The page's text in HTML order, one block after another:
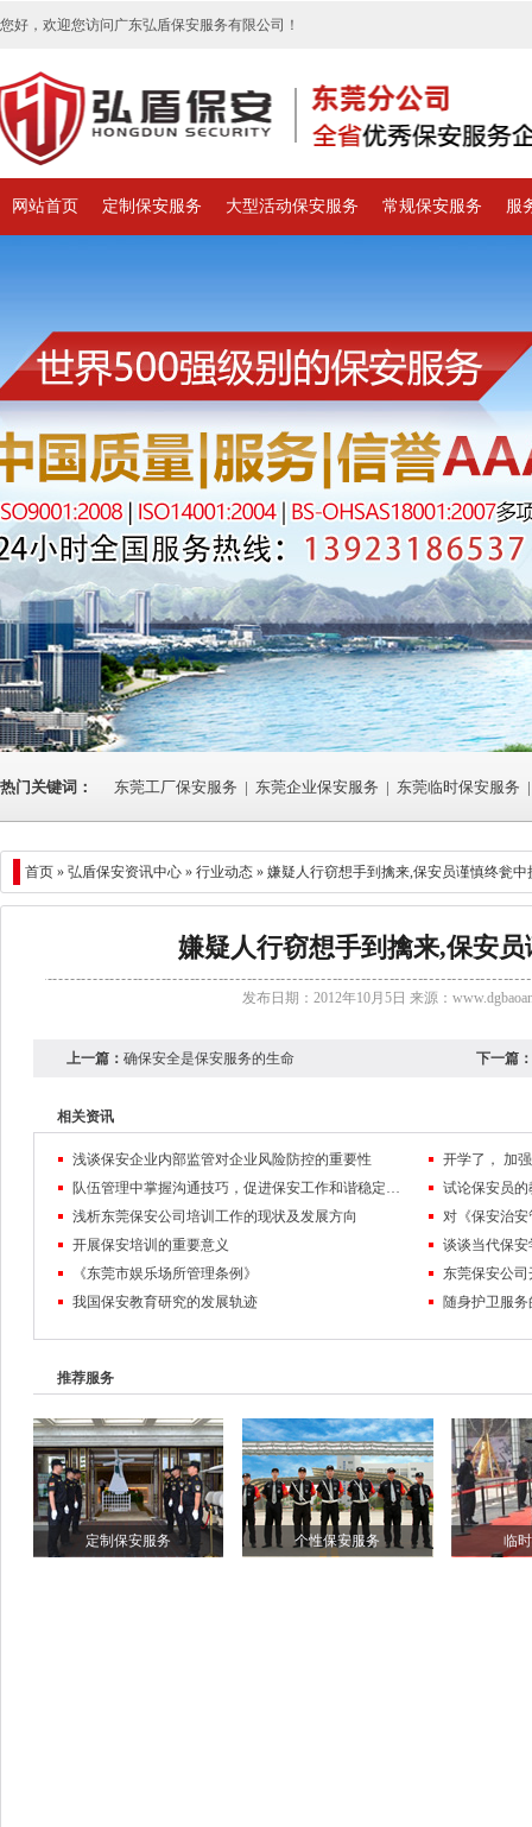
您好，欢迎您访问广东弘盾保安服务有限公司！
网站首页 定制保安服务 大型活动保安服务 常规保安服务 服
热门关键词： 东莞工厂保安服务 | 东莞企业保安服务 | 东莞临时保安服务 |
首页 » 弘盾保安资讯中心 » 行业动态 » 嫌疑人行窃想手到擒来,保安员谨慎终瓮中
嫌疑人行窃想手到擒来,保安
发布日期：2012年10月5日 来源：
上一篇： 确保安全是保安服务的生命 下一篇：
相关资讯
浅谈保安企业内部监管对企业风险防控的重要性
队伍管理中掌握沟通技巧，促进保安工作和谐稳定发展
试论保安员
浅析东莞保安公司培训工作的现状及发展方向
对《保安治
开展保安培训的重要意义
谈谈当代保
《东莞市娱乐场所管理条例》
东莞保安公
我国保安教育研究的发展轨迹
随身护卫服
推荐服务
定制保安服务 个性保安服务 临